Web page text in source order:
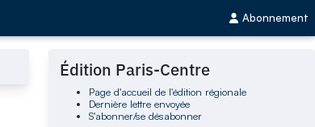
Abonnement
Édition Paris-Centre
Page d'accueil de l'édition régionale
Dernière lettre envoyée
S'abonner/se désabonner